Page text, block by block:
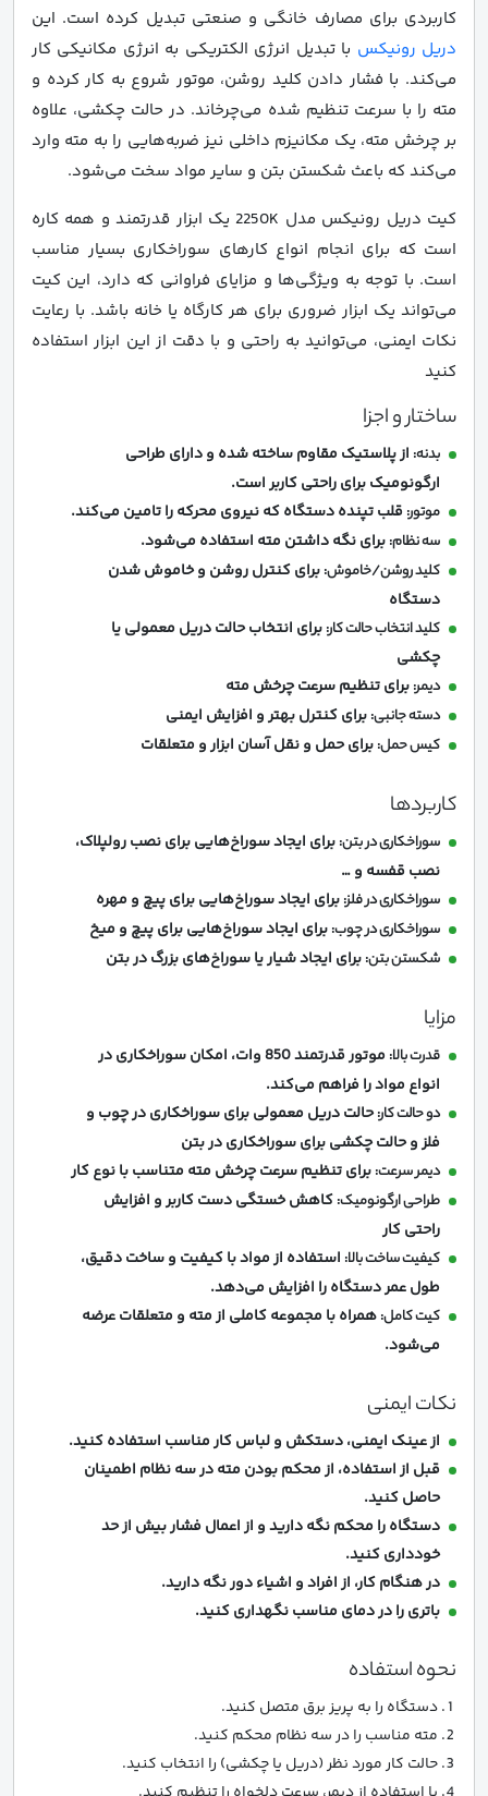
کاربردی برای مصارف خانگی و صنعتی تبدیل کرده است. این
دریل رونیکس با تبدیل انرژی الکتریکی به انرژی مکانیکی کار
می‌کند. با فشار دادن کلید روشن، موتور شروع به کار کرده و
مته را با سرعت تنظیم شده می‌چرخاند. در حالت چکشی، علاوه
بر چرخش مته، یک مکانیزم داخلی نیز ضربه‌هایی را به مته وارد
می‌کند که باعث شکستن بتن و سایر مواد سخت می‌شود.
کیت دریل رونیکس مدل 2250K یک ابزار قدرتمند و همه کاره
است که برای انجام انواع کارهای سوراخکاری بسیار مناسب
است. با توجه به ویژگی‌ها و مزایای فراوانی که دارد، این کیت
می‌تواند یک ابزار ضروری برای هر کارگاه یا خانه باشد. با رعایت
نکات ایمنی، می‌توانید به راحتی و با دقت از این ابزار استفاده
کنید
ساختار و اجزا
بدنه: از پلاستیک مقاوم ساخته شده و دارای طراحی
ارگونومیک برای راحتی کاربر است.
موتور:قلب تپنده دستگاه که نیروی محرکه را تامین می‌کند.
سه نظام:برای نگه داشتن مته استفاده می‌شود.
کلید روشن/خاموش:برای کنترل روشن و خاموش شدن
دستگاه
کلید انتخاب حالت کار:برای انتخاب حالت دریل معمولی یا
چکشی
دیمر:برای تنظیم سرعت چرخش مته
دسته جانبی:برای کنترل بهتر و افزایش ایمنی
کیس حمل:برای حمل و نقل آسان ابزار و متعلقات
کاربردها
سوراخکاری در بتن:برای ایجاد سوراخ‌هایی برای نصب رولپلاک،
نصب قفسه و …
سوراخکاری در فلز:برای ایجاد سوراخ‌هایی برای پیچ و مهره
سوراخکاری در چوب:برای ایجاد سوراخ‌هایی برای پیچ و میخ
شکستن بتن:برای ایجاد شیار یا سوراخ‌های بزرگ در بتن
مزایا
قدرت بالا:
موتور قدرتمند 850 وات، امکان سوراخکاری در
انواع مواد را فراهم می‌کند.
دو حالت کار:حالت دریل معمولی برای سوراخکاری در چوب و
فلز و حالت چکشی برای سوراخکاری در بتن
دیمر سرعت:برای تنظیم سرعت چرخش مته متناسب با نوع کار
طراحی ارگونومیک:کاهش خستگی دست کاربر و افزایش
راحتی کار
کیفیت ساخت بالا: استفاده از مواد با کیفیت و ساخت دقیق،
طول عمر دستگاه را افزایش می‌دهد.
کیت کامل:همراه با مجموعه کاملی از مته و متعلقات عرضه
می‌شود.
نکات ایمنی
از عینک ایمنی، دستکش و لباس کار مناسب استفاده کنید.
قبل از استفاده، از محکم بودن مته در سه نظام اطمینان
حاصل کنید.
دستگاه را محکم نگه دارید و از اعمال فشار بیش از حد
خودداری کنید.
در هنگام کار، از افراد و اشیاء دور نگه دارید.
باتری را در دمای مناسب نگهداری کنید.
نحوه استفاده
دستگاه را به پریز برق متصل کنید.
مته مناسب را در سه نظام محکم کنید.
حالت کار مورد نظر (دریل یا چکشی) را انتخاب کنید.